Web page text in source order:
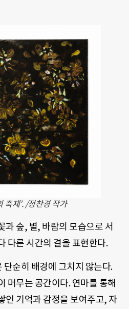
축제’. /정찬경 작가
과 숲, 별, 바람의 모습으로 서
다른 시간의 결을 표현한다.
순히 배경에 그치지 않는다.
머무는 공간이다. 연마를 통해
인 기억과 감정을 보여주고, 자